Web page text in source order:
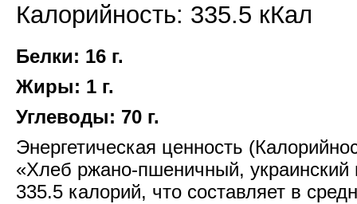
Калорийность: 335.5 кКал
Белки: 16 г.
Жиры: 1 г.
Углеводы: 70 г.
Энергетическая ценность
«Хлеб ржано-пшеничный, украинский
335.5 калорий, что составляет в